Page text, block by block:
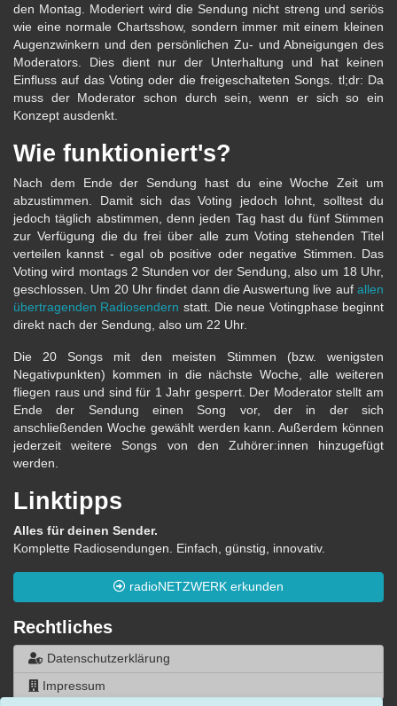
den Montag. Moderiert wird die Sendung nicht streng und seriös
wie eine normale Chartsshow, sondern immer mit einem kleinen
Augenzwinkern und den persönlichen Zu- und Abneigungen des
Moderators. Dies dient nur der Unterhaltung und hat keinen
Einfluss auf das Voting oder die freigeschalteten Songs. tl;dr: Da
muss der Moderator schon durch sein, wenn er sich so ein
Konzept ausdenkt.
Wie funktioniert's?
Nach dem Ende der Sendung hast du eine Woche Zeit um
abzustimmen. Damit sich das Voting jedoch lohnt, solltest du
jedoch täglich abstimmen, denn jeden Tag hast du fünf Stimmen
zur Verfügung die du frei über alle zum Voting stehenden Titel
verteilen kannst - egal ob positive oder negative Stimmen. Das
Voting wird montags 2 Stunden vor der Sendung, also um 18 Uhr,
geschlossen. Um 20 Uhr findet dann die Auswertung live auf allen
übertragenden Radiosendern statt. Die neue Votingphase beginnt
direkt nach der Sendung, also um 22 Uhr.
Die 20 Songs mit den meisten Stimmen (bzw. wenigsten
Negativpunkten) kommen in die nächste Woche, alle weiteren
fliegen raus und sind für 1 Jahr gesperrt. Der Moderator stellt am
Ende der Sendung einen Song vor, der in der sich
anschließenden Woche gewählt werden kann. Außerdem können
jederzeit weitere Songs von den Zuhörer:innen hinzugefügt
werden.
Linktipps
Alles für deinen Sender.
Komplette Radiosendungen. Einfach, günstig, innovativ.
radioNETZWERK erkunden
Rechtliches
Datenschutzerklärung
Impressum